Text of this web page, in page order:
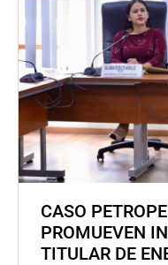
CASO
PROMUEVEN
TITULAR DE